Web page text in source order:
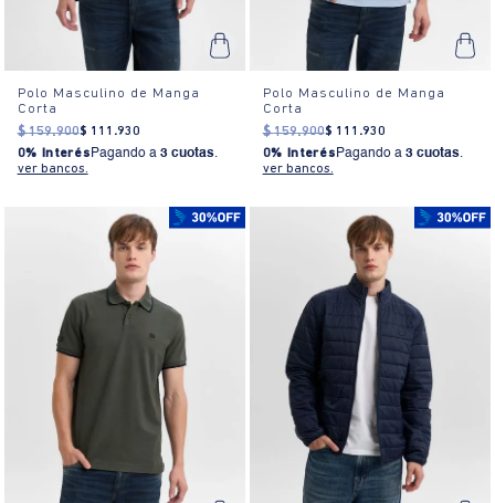
Polo Masculino de Manga
Corta
$ 159.900$ 111 .930
0% Interés Pagando a 3 cuotas.
ver bancos.
Polo Masculino de Manga
Corta
$ 159.900$ 111 .930
0% Interés Pagando a 3 cuotas.
ver bancos.